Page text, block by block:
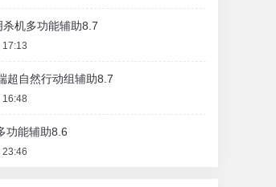
杀机多功能辅助8.7
17:13
超自然行动组辅助8.7
16:48
功能辅助8.6
23:46